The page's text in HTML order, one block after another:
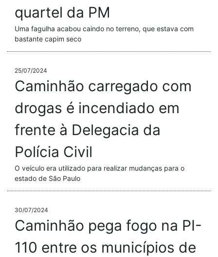
quartel da PM
Uma fagulha acabou caindo no terreno, que estava com
bastante capim seco
25/07/2024
Caminhão carregado com
drogas é incendiado em
frente à Delegacia da
Polícia Civil
O veículo era utilizado para realizar mudanças para o
estado de São Paulo
30/07/2024
Caminhão pega fogo na PI-
110 entre os municípios de